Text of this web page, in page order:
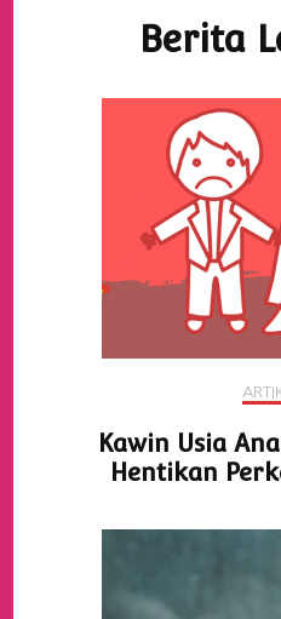
Berita
Kawin Usia
Hentikan